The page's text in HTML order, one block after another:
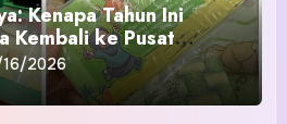
Kenapa Tahun Ini
Kembali ke Pusat
2026